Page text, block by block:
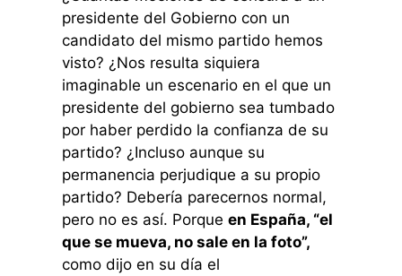
presidente del Gobierno con un
candidato del mismo partido hemos
visto? ¿Nos resulta siquiera
imaginable un escenario en el que un
presidente del gobierno sea tumbado
por haber perdido la confianza de su
partido? ¿Incluso aunque su
permanencia perjudique a su propio
partido? Debería parecernos normal,
pero no es así. Porque en España, “el
que se mueva, no sale en la foto”,
como dijo en su día el